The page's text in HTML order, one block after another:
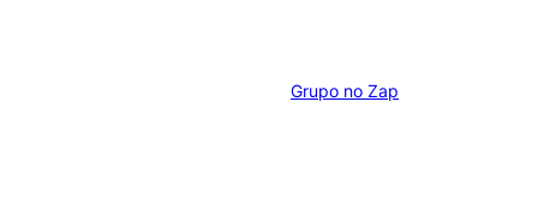
Grupo no Zap